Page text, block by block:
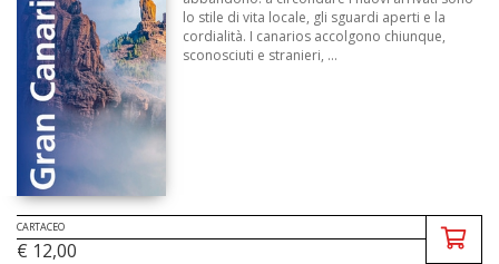
lo stile di vita locale, gli sguardi aperti e la
cordialità. I canarios accolgono chiunque,
sconosciuti e stranieri, ...
CARTACEO
€ 12,00